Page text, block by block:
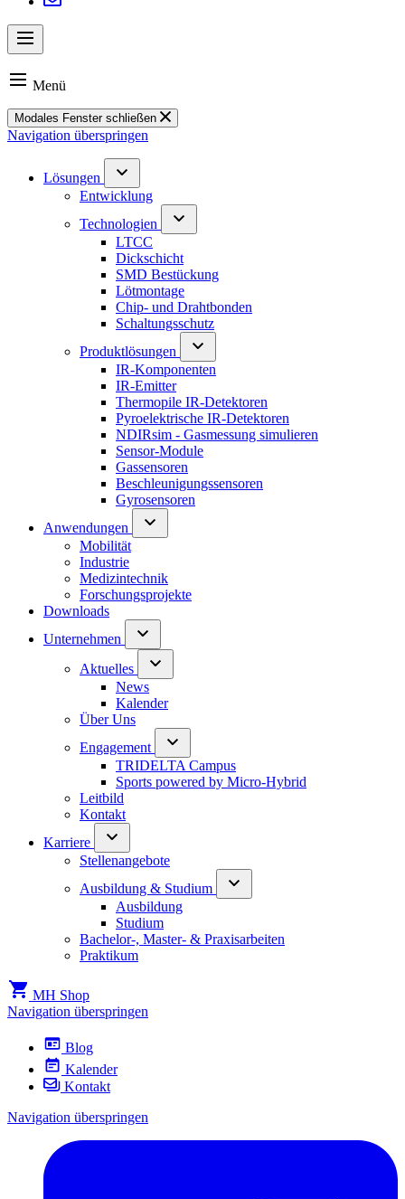
Menü
Modales Fenster schließen
Navigation überspringen
Lösungen
Entwicklung
Technologien
LTCC
Dickschicht
SMD Bestückung
Lötmontage
Chip- und Drahtbonden
Schaltungsschutz
Produktlösungen
IR-Komponenten
IR-Emitter
Thermopile IR-Detektoren
Pyroelektrische IR-Detektoren
NDIRsim - Gasmessung simulieren
Sensor-Module
Gassensoren
Beschleunigungssensoren
Gyrosensoren
Anwendungen
Mobilität
Industrie
Medizintechnik
Forschungsprojekte
Downloads
Unternehmen
Aktuelles
News
Kalender
Über Uns
Engagement
TRIDELTA Campus
Sports powered by Micro-Hybrid
Leitbild
Kontakt
Karriere
Stellenangebote
Ausbildung & Studium
Ausbildung
Studium
Bachelor-, Master- & Praxisarbeiten
Praktikum
MH Shop
Navigation überspringen
Blog
Kalender
Kontakt
Navigation überspringen